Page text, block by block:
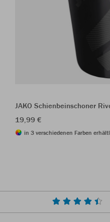
JAKO Schienbeinschoner
19,99 €
in 3 verschiedenen Farben